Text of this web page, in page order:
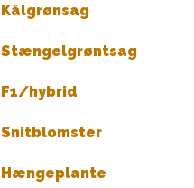
Kålgrønsag
Stængelgrøntsag
F1/hybrid
Snitblomster
Hængeplante